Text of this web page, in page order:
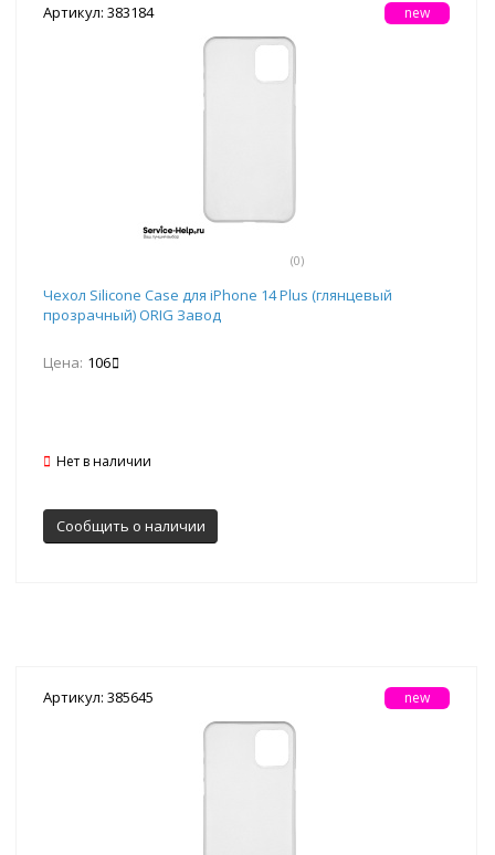
Артикул: 383184
(0)
new
Чехол Silicone Case для iPhone 14 Plus (глянцевый
прозрачный) ORIG Завод
Цена: 106
Нет в наличии
Сообщить о наличии
Артикул: 385645 new